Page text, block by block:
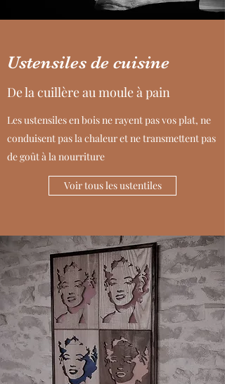
Ustensiles de cuisine
De la cuillère au moule à pain
Les ustensiles en bois ne rayent pas vos plat, ne
conduisent pas la chaleur et ne transmettent pas
de goût à la nourriture
Voir tous les ustentiles